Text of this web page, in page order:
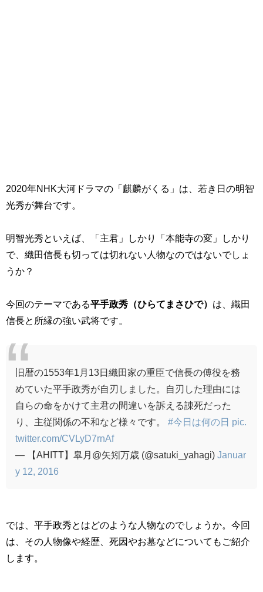
2020年NHK大河ドラマの「麒麟がくる」は、若き日の明智
光秀が舞台です。
明智光秀といえば、「主君」しかり「本能寺の変」しかり
で、織田信長も切っては切れない人物なのではないでしょ
うか？
今回のテーマである平手政秀（ひらてまさひで） は、織田
信長と所縁の強い武将です。
旧暦の1553年1月13日織田家の重臣で信長の傅役を務
めていた平手政秀が自刃しました。自刃した理由には
自らの命をかけて主君の間違いを訴える諌死だった
り、主従関係の不和など様々です。 #今日は何の日 pic.
twitter.com/CVLyD7rnAf
— 【AHITT】皐月@矢矧万歳 (@satuki_yahagi) Januar
y 12, 2016
では、平手政秀とはどのような人物なのでしょうか。今回
は、その人物像や経歴、死因やお墓などについてもご紹介
します。